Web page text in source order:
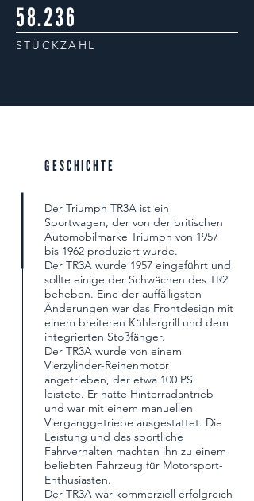
58.236
STÜCKZAHL
GESCHICHTE
Der Triumph TR3A ist ein
Sportwagen, der von der britischen
Automobilmarke Triumph von 1957
bis 1962 produziert wurde.
Der TR3A wurde 1957 eingeführt und
sollte einige der Schwächen des TR2
beheben. Eine der auffälligsten
Änderungen war das Frontdesign mit
einem breiteren Kühlergrill und dem
integrierten Stoßfänger.
Der TR3A wurde von einem
Vierzylinder-Reihenmotor
angetrieben, der etwa 100 PS
leistete. Er hatte Hinterradantrieb
und war mit einem manuellen
Vierganggetriebe ausgestattet. Die
Leistung und das sportliche
Fahrverhalten machten ihn zu einem
beliebten Fahrzeug für Motorsport-
Enthusiasten.
Der TR3A war kommerziell erfolgreich